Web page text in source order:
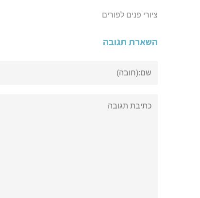
ציורי פנים לפורים
השארת תגובה